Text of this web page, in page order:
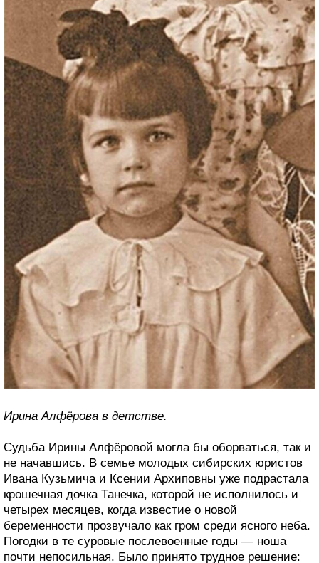
Ирина Алфёрова в детстве.
Судьба Ирины Алфёровой могла бы оборваться, так и
не начавшись. В семье молодых сибирских юристов
Ивана Кузьмича и Ксении Архиповны уже подрастала
крошечная дочка Танечка, которой не исполнилось и
четырех месяцев, когда известие о новой
беременности прозвучало как гром среди ясного неба.
Погодки в те суровые послевоенные годы — ноша
почти непосильная. Было принято трудное решение: